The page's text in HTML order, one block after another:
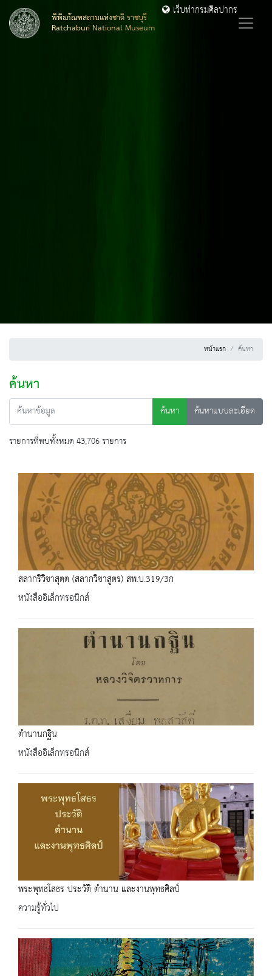
พิพิธภัณฑสถานแห่งชาติ ราชบุรี
Ratchaburi National Museum
เว็บท่ากรมศิลปากร
หน้าแรก ค้นหา
ค้นหา
ค้นหา
ค้นหาแบบละเอียด
รายการที่พบทั้งหมด 43,706 รายการ
สลากริวิชาสุตฺต (สลากวิชาสูตร) สพ.บ.319/3ก
หนังสืออิเล็กทรอนิกส์
ตำนานกฐิน
หนังสืออิเล็กทรอนิกส์
พระพุทธโสธร ประวัติ ตำนาน และงานพุทธศิลป์
ความรู้ทั่วไป